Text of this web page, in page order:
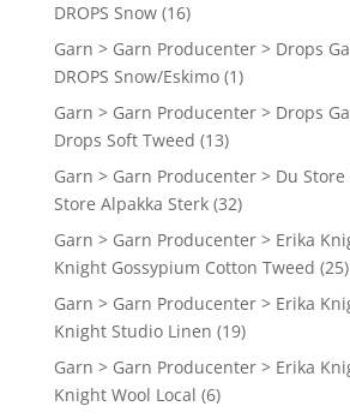
DROPS Snow (16)
Garn > Garn Producenter > Drops
DROPS Snow/Eskimo (1)
Garn > Garn Producenter > Drops
Drops Soft Tweed (13)
Garn > Garn Producenter > Du Store
Store Alpakka Sterk (32)
Garn > Garn Producenter > Erika
Knight Gossypium Cotton Tweed (25)
Garn > Garn Producenter > Erika
Knight Studio Linen (19)
Garn > Garn Producenter > Erika
Knight Wool Local (6)